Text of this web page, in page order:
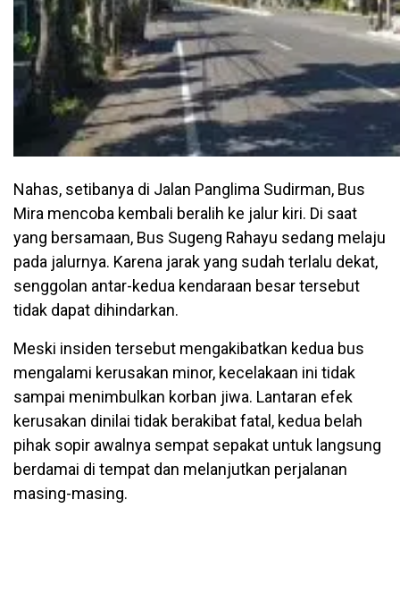
Nahas, setibanya di Jalan Panglima Sudirman, Bus
Mira mencoba kembali beralih ke jalur kiri. Di saat
yang bersamaan, Bus Sugeng Rahayu sedang melaju
pada jalurnya. Karena jarak yang sudah terlalu dekat,
senggolan antar-kedua kendaraan besar tersebut
tidak dapat dihindarkan.
Meski insiden tersebut mengakibatkan kedua bus
mengalami kerusakan minor, kecelakaan ini tidak
sampai menimbulkan korban jiwa. Lantaran efek
kerusakan dinilai tidak berakibat fatal, kedua belah
pihak sopir awalnya sempat sepakat untuk langsung
berdamai di tempat dan melanjutkan perjalanan
masing-masing.